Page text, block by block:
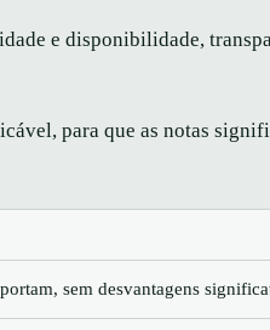
e disponibilidade,
para que as notas
sem desvantagens